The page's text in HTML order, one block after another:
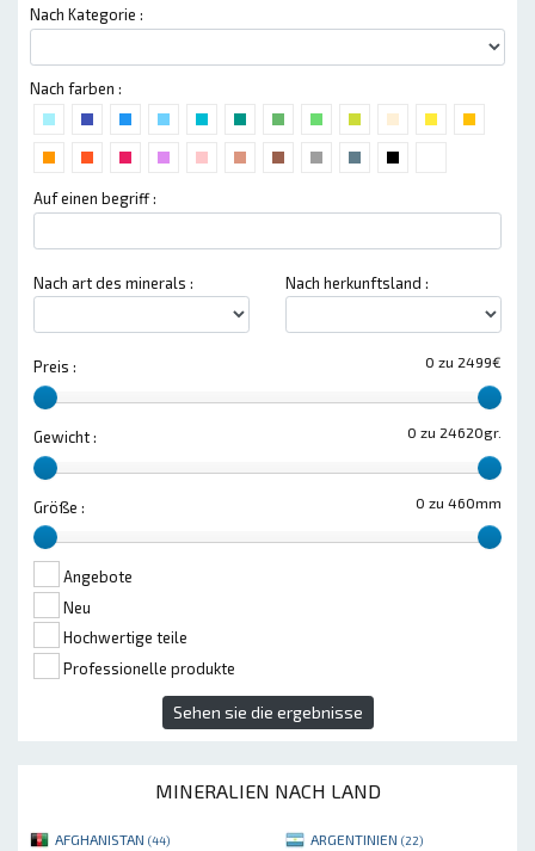
Nach Kategorie :
Nach farben :
Auf einen begriff :
Nach art des minerals : Nach herkunftsland :
0 zu 2499€
Preis :
0 zu 24620gr.
Gewicht :
0 zu 460mm
Größe :
Angebote
Neu
Hochwertige teile
Professionelle produkte
Sehen sie die ergebnisse
MINERALIEN NACH LAND
AFGHANISTAN (44) ARGENTINIEN (22)